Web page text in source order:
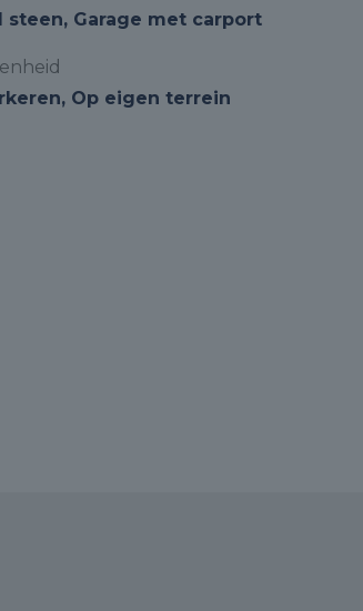
steen, Garage met carport
Op eigen terrein